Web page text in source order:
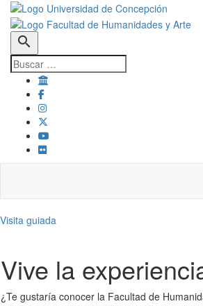
search
Visita guiada
Vive la
¿Te gustaría conocer la Facultad de